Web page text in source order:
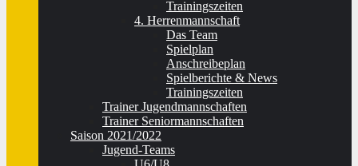
Trainingszeiten
4. Herrenmannschaft
Das Team
Spielplan
Anschreibeplan
Spielberichte & News
Trainingszeiten
Trainer Jugendmannschaften
Trainer Seniormannschaften
Saison 2021/2022
Jugend-Teams